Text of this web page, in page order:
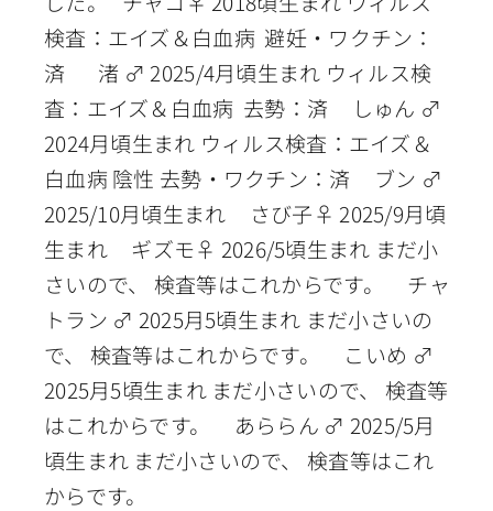
検査：エイズ＆白血病 避妊・ワクチン：
済 渚 ♂ 2025/4月頃生まれ ウィルス検
査：エイズ＆白血病 去勢：済 しゅん ♂
2024月頃生まれ ウィルス検査：エイズ＆
白血病 陰性 去勢・ワクチン：済 ブン ♂
2025/10月頃生まれ さび子♀ 2025/9月頃
生まれ ギズモ♀ 2026/5頃生まれ まだ小
さいので、 検査等はこれからです。 チャ
トラン ♂ 2025月5頃生まれ まだ小さいの
で、 検査等はこれからです。 こいめ ♂
2025月5頃生まれ まだ小さいので、 検査等
はこれからです。 あららん ♂ 2025/5月
頃生まれ まだ小さいので、 検査等はこれ
からです。